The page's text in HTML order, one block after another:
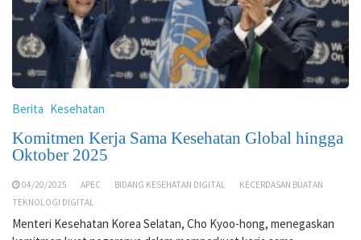
Berita Kesehatan
Komitmen Kerja Sama Kesehatan Global hingga
Oktober 2025
04/20/2025 APEC BIDANG KESEHATAN DIGITAL
KECERDASAN BUATAN
TEKNOLOGI DIGITAL
Menteri Kesehatan Korea Selatan, Cho Kyoo-hong, menegaskan